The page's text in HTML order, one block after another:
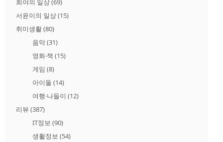
희야의 일상(69)
서윤이의 일상(15)
취미생활(80)
음악(31)
영화·책 (15)
게임 (8)
아이돌 (14)
여행·나들이 (12)
리뷰 (387)
IT정보 (90)
생활정보 (54)